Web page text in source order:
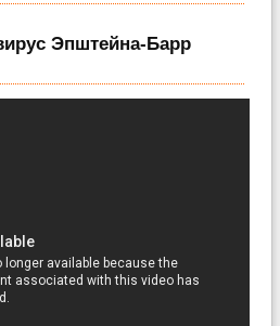
Эпштейна-Барр